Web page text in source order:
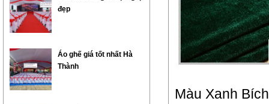
Màu Xanh Bích
đẹp
Áo ghế giá tốt nhất Hà
Thành